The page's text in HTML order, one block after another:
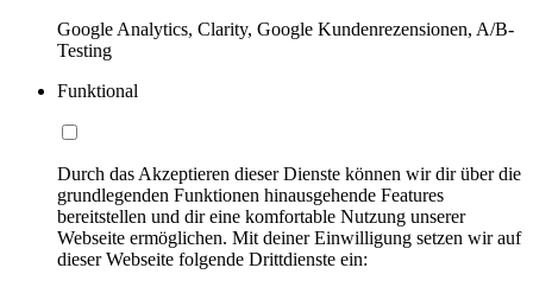
Google Analytics, Clarity, Google Kundenrezensionen, A/B-
Testing
Funktional
Durch das Akzeptieren dieser Dienste können wir dir über die
grundlegenden Funktionen hinausgehende Features
bereitstellen und dir eine komfortable Nutzung unserer
Webseite ermöglichen. Mit deiner Einwilligung setzen wir auf
dieser Webseite folgende Drittdienste ein: